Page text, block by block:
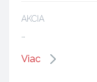
AKCIA
…
Viac